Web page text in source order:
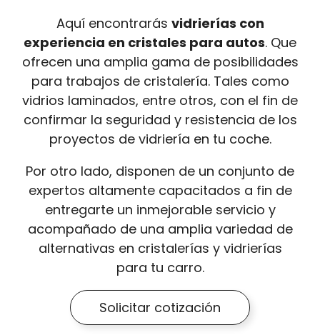
Aquí encontrarás vidrierías con
experiencia en cristales para autos. Que
ofrecen una amplia gama de posibilidades
para trabajos de cristalería. Tales como
vidrios laminados, entre otros, con el fin de
confirmar la seguridad y resistencia de los
proyectos de vidriería en tu coche.
Por otro lado, disponen de un conjunto de
expertos altamente capacitados a fin de
entregarte un inmejorable servicio y
acompañado de una amplia variedad de
alternativas en cristalerías y vidrierías
para tu carro.
Solicitar cotización